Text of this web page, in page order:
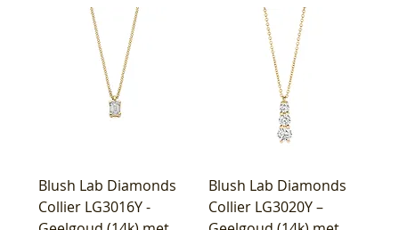
Blush Lab Diamonds
Collier LG3016Y -
Blush Lab Diamonds
Collier LG3020Y –